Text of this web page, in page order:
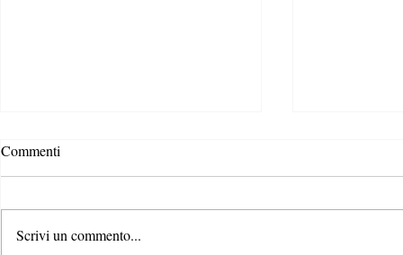
PRIMA, il podcast sul primo
LGBTQ+. Questo riconoscimento
Commenti
Scrivi un commento...